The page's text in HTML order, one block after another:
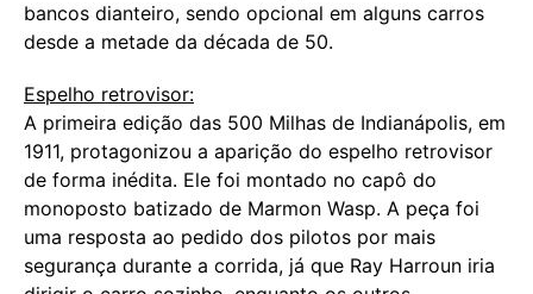
bancos dianteiro, sendo opcional em alguns carros
desde a metade da década de 50.
Espelho retrovisor:
A primeira edição das 500 Milhas de Indianápolis, em
1911, protagonizou a aparição do espelho retrovisor
de forma inédita. Ele foi montado no capô do
monoposto batizado de Marmon Wasp. A peça foi
uma resposta ao pedido dos pilotos por mais
segurança durante a corrida, já que Ray Harroun iria